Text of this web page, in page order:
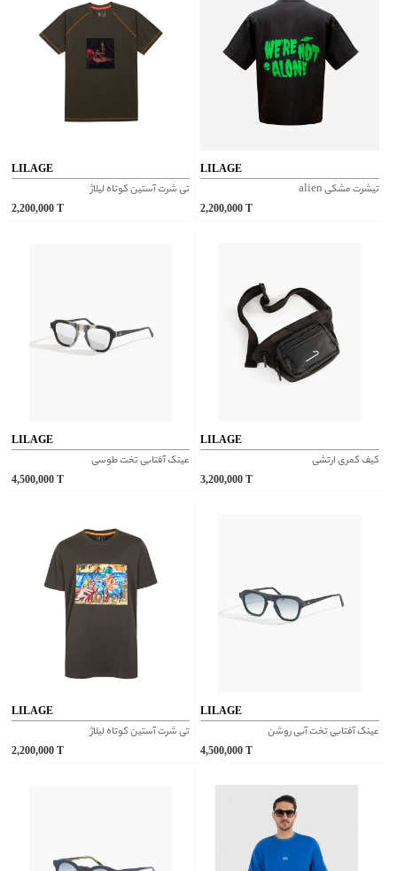
LILAGE
تی شرت آستین کوتاه لیلاژ
2,200,000
LILAGE
تیشرت مشکی alien
2,200,000
LILAGE
عینک آفتابی تخت طوسی
4,500,000
LILAGE
کیف کمری ارتشی
3,200,000
LILAGE
تی شرت آستین کوتاه لیلاژ
2,200,000
LILAGE
عینک آفتابی تخت آبی روشن
4,500,000